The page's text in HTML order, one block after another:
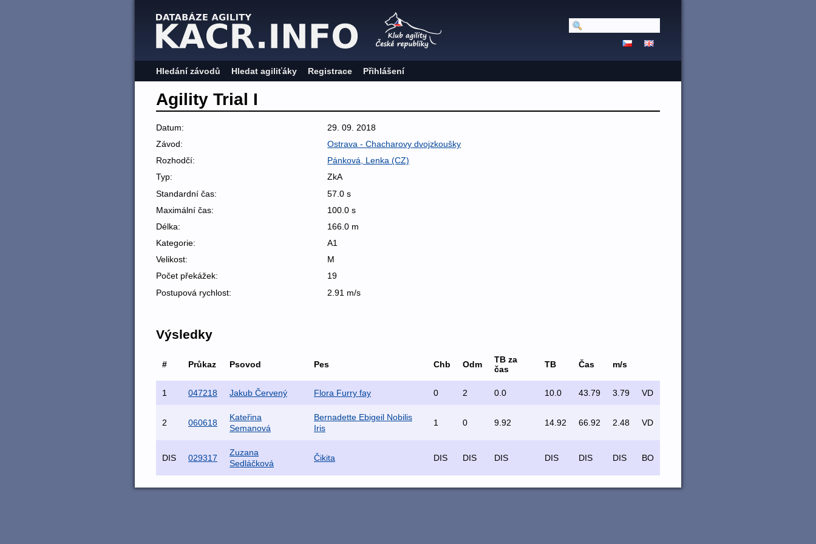
Hledání závodů Hledat agiliťáky Registrace Přihlášení
Agility Trial I
Datum:
29. 09. 2018
Závod:
Ostrava - Chacharovy dvojzkoušky
Rozhodčí:
Pánková, Lenka (CZ)
Typ:
ZkA
Standardní čas:
57.0 s
Maximální čas:
100.0 s
Délka:
166.0 m
Kategorie:
A1
Velikost:
M
Počet překážek:
19
Postupová rychlost:
2.91 m/s
Výsledky
# Průkaz Psovod Pes Chb Odm
TB za
čas
TB Čas m/s
1 047218 Jakub Červený Flora Furry fay 0 2 0.0 10.0 43.79 3.79 VD
2 060618
Kateřina
Semanová
Bernadette Ebigeil Nobilis
Iris
1 0 9.92 14.92 66.92 2.48 VD
DIS 029317
Zuzana
Sedláčková
Čikita DIS DIS DIS DIS DIS DIS BO